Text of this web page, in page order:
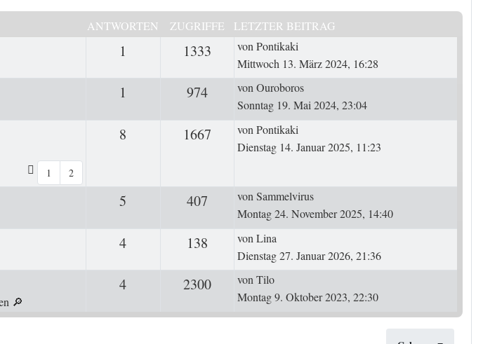
ANTWORTEN ZUGRIFFE LETZTER BEITRAG
1 1333 ZugriffeLetzter Beitrag
vonPontikaki
Mittwoch 13. März 2024, 16:28
1 974ZugriffeLetzter Beitrag
vonOuroboros
Sonntag 19. Mai 2024, 23:04
1 2
8 1667 ZugriffeLetzter Beitrag
vonPontikaki
Dienstag 14. Januar 2025, 11:23
5 407 ZugriffeLetzter Beitrag
vonSammelvirus
Montag 24. November 2025, 14:40
4Antworten 138 ZugriffeLetzter Beitrag
vonLina
Dienstag 27. Januar 2026, 21:36
🔎
4Antworten2300ZugriffeLetzter Beitrag
vonTilo
Montag 9. Oktober 2023, 22:30